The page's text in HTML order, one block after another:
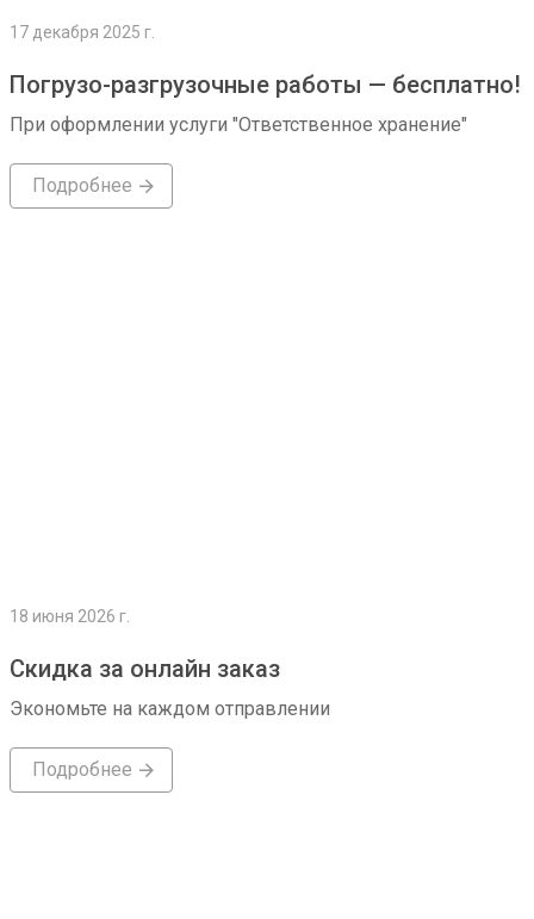
17 декабря 2025 г.
Погрузо-разгрузочные работы — бесплатно!
При оформлении услуги "Ответственное хранение"
Подробнее
18 июня 2026 г.
Скидка за онлайн заказ
Экономьте на каждом отправлении
Подробнее